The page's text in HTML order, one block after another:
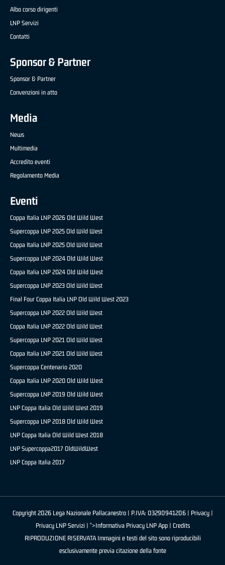
Albo corso dirigenti
LNP Servizi
Contatti
Sponsor & Partner
Sponsor & Partner
Convenzioni in atto
Media
News
Multimedia
Accredito eventi
Regolamento Media
Eventi
Coppa Italia LNP 2026 Old Wild West
Supercoppa LNP 2025 Old Wild West
Coppa Italia LNP 2025 Old Wild West
Supercoppa LNP 2024 Old Wild West
Coppa Italia LNP 2024 Old Wild West
Supercoppa LNP 2023 Old Wild West
Final Four Coppa Italia LNP Old Wild West 2023
Supercoppa LNP 2022 Old Wild West
Coppa Italia LNP 2022 Old Wild West
Supercoppa LNP 2021 Old Wild West
Coppa Italia LNP 2021 Old Wild West
Supercoppa Centenario 2020
Coppa Italia LNP 2020 Old Wild West
Supercoppa LNP 2019 Old Wild West
LNP Coppa Italia Old Wild West 2019
Supercoppa LNP 2018 Old Wild West
LNP Coppa Italia Old Wild West 2018
LNP Supercoppa2017 OldWildWest
LNP Coppa Italia 2017
Copyright 2026 Lega Nazionale Pallacanestro | P.IVA: 03290941206 | Privacy|
Privacy LNP Servizi | ">Informativa Privacy LNP App | Credits
RIPRODUZIONE RISERVATA Immagini e testi del sito sono riproducibili
esclusivamente previa citazione della fonte